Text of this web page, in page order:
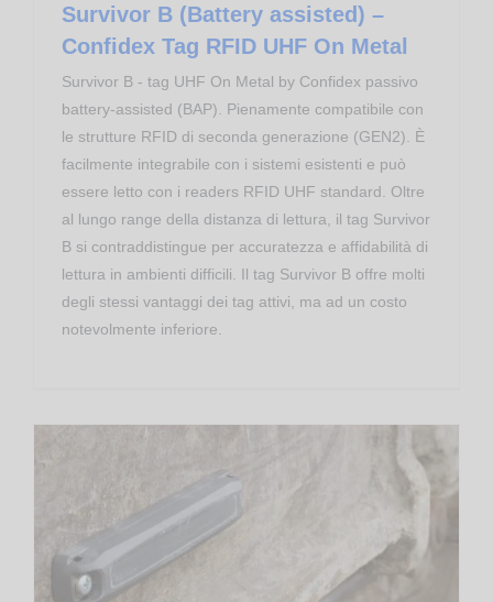
Survivor B (Battery assisted) –
Confidex Tag RFID UHF On Metal
Survivor B - tag UHF On Metal by Confidex passivo
battery-assisted (BAP). Pienamente compatibile con
le strutture RFID di seconda generazione (GEN2). È
facilmente integrabile con i sistemi esistenti e può
essere letto con i readers RFID UHF standard. Oltre
al lungo range della distanza di lettura, il tag Survivor
B si contraddistingue per accuratezza e affidabilità di
lettura in ambienti difficili. Il tag Survivor B offre molti
degli stessi vantaggi dei tag attivi, ma ad un costo
notevolmente inferiore.